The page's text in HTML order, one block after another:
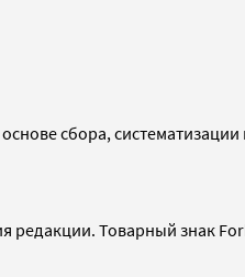
сбора, систематизации
Товарный знак